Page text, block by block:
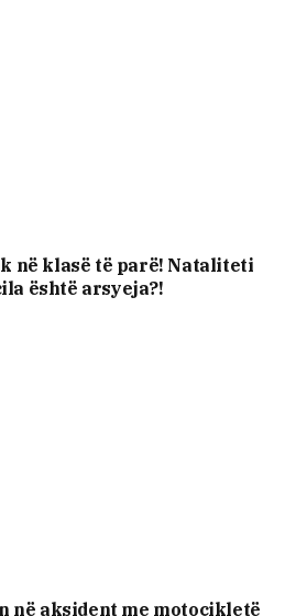
në klasë të parë! Nataliteti
është arsyeja?!
në aksident me motoçikletë